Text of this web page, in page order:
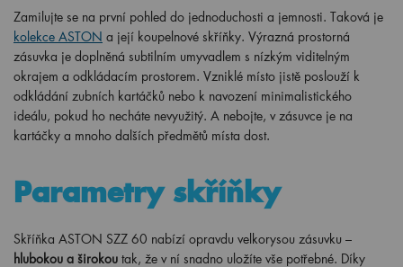
Zamilujte se na první pohled do jednoduchosti a jemnosti. Taková je
kolekce ASTON a její koupelnové skříňky. Výrazná prostorná
zásuvka je doplněná subtilním umyvadlem s nízkým viditelným
okrajem a odkládacím prostorem. Vzniklé místo jistě poslouží k
odkládání zubních kartáčků nebo k navození minimalistického
ideálu, pokud ho necháte nevyužitý. A nebojte, v zásuvce je na
kartáčky a mnoho dalších předmětů místa dost.
Parametry skříňky
Skříňka ASTON SZZ 60 nabízí opravdu velkorysou zásuvku –
hlubokou a širokou tak, že v ní snadno uložíte vše potřebné. Díky